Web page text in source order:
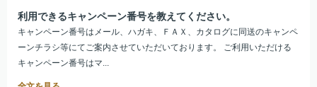
利用できるキャンペーン番号を教えてください。
キャンペーン番号はメール、ハガキ、ＦＡＸ、カタログに同送のキャンペ
ーンチラシ等にてご案内させていただいております。 ご利用いただける
キャンペーン番号はマ...